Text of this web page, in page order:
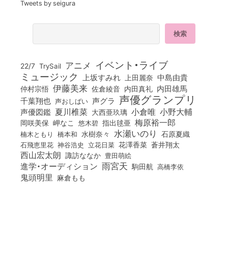
Tweets by seigura
22/7 TrySail アニメ イベント・ライブ
ミュージック 上坂すみれ 上田麗奈 中島由貴
仲村宗悟 伊藤美来 佐倉綾音 内田真礼 内田雄馬
千葉翔也 声おしばい 声グラ 声優グランプリ
声優図鑑 夏川椎菜 大西亜玖璃 小倉唯 小野大輔
岡咲美保 岬なこ 悠木碧 指出毬亜 梅原裕一郎
楠木ともり 橋本和 水樹奈々 水瀬いのり 石原夏織
石飛恵里花 神谷浩史 立花日菜 花澤香菜 蒼井翔太
西山宏太朗 諏訪ななか 豊田萌絵
進学・オーディション 雨宮天 駒田航 高橋李依
鬼頭明里 麻倉もも